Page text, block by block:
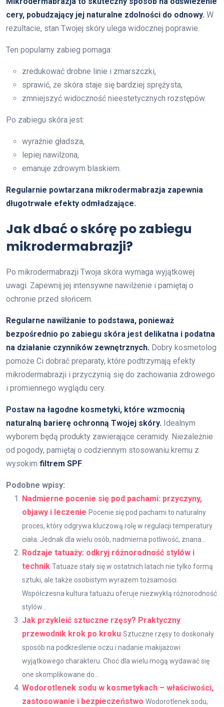
cery, pobudzający jej naturalne zdolności do odnowy. W
rezultacie, stan Twojej skóry ulega widocznej poprawie.
Ten popularny zabieg pomaga:
zredukować drobne linie i zmarszczki,
sprawić, że skóra staje się bardziej sprężysta,
zmniejszyć widoczność nieestetycznych rozstępów.
Po zabiegu skóra jest:
wyraźnie gładsza,
lepiej nawilżona,
emanuje zdrowym blaskiem.
Regularnie powtarzana mikrodermabrazja zapewnia
długotrwałe efekty odmładzające.
Jak dbać o skórę po zabiegu
mikrodermabrazji?
Po mikrodermabrazji Twoja skóra wymaga wyjątkowej
uwagi. Zapewnij jej intensywne nawilżenie i pamiętaj o
ochronie przed słońcem.
Regularne nawilżanie to podstawa, ponieważ
bezpośrednio po zabiegu skóra jest delikatna i podatna
na działanie czynników zewnętrznych. Dobry kosmetolog
pomoże Ci dobrać preparaty, które podtrzymają efekty
mikrodermabrazji i przyczynią się do zachowania zdrowego
i promiennego wyglądu cery.
Postaw na łagodne kosmetyki, które wzmocnią
naturalną barierę ochronną Twojej skóry. Idealnym
wyborem będą produkty zawierające ceramidy. Niezależnie
od pogody, pamiętaj o codziennym stosowaniu kremu z
wysokim filtrem SPF.
Podobne wpisy:
Nadmierne pocenie się pod pachami: przyczyny,
objawy i leczenie Pocenie się pod pachami to naturalny
proces, który odgrywa kluczową rolę w regulacji temperatury
ciała. Jednak dla wielu osób, nadmierna potliwość, znana...
Rodzaje tatuaży: odkryj różnorodność stylów i
technik Tatuaże stały się w ostatnich latach nie tylko formą
sztuki, ale także osobistym wyrazem tożsamości.
Współczesna kultura tatuażu oferuje niezwykłą różnorodność
stylów...
Jak przykleić sztuczne rzęsy? Praktyczny
przewodnik krok po kroku Sztuczne rzęsy to doskonały
sposób na podkreślenie oczu i nadanie makijażowi
wyjątkowego charakteru. Choć dla wielu mogą wydawać się
one skomplikowane do...
Wodorotlenek sodu w kosmetykach – właściwości,
zastosowanie i bezpieczeństwo Wodorotlenek sodu,